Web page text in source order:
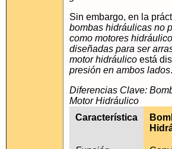
Sin embargo, en la
bombas hidráulicas no
como motores
diseñadas para ser
motor hidráulico está
presión en ambos lados.
Diferencias Clave:
Motor Hidráulico
Característica